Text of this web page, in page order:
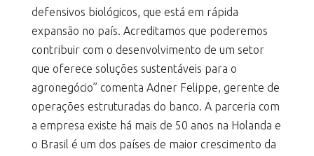
defensivos biológicos, que está em rápida
expansão no país. Acreditamos que poderemos
contribuir com o desenvolvimento de um setor
que oferece soluções sustentáveis para o
agronegócio” comenta Adner Felippe, gerente de
operações estruturadas do banco. A parceria com
a empresa existe há mais de 50 anos na Holanda e
o Brasil é um dos países de maior crescimento da